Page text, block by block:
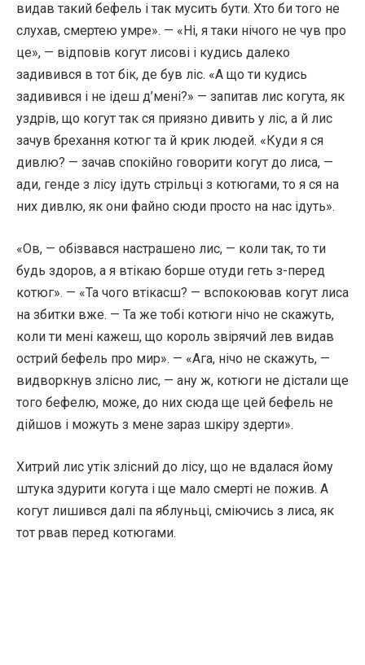
видав такий бефель і так мусить бути. Хто би того не
слухав, смертею умре». — «Ні, я таки нічого не чув про
це», — відповів когут лисові і кудись далеко
задивився в тот бік, де був ліс. «А що ти кудись
задивився і не ідеш д’мені?» — запитав лис когута, як
уздрів, що когут так ся приязно дивить у ліс, а й лис
зачув брехання котюг та й крик людей. «Куди я ся
дивлю? — зачав спокійно говорити когут до лиса, —
ади, генде з лісу ідуть стрільці з котюгами, то я ся на
них дивлю, як они файно сюди просто на нас ідуть».
«Ов, — обізвався настрашено лис, — коли так, то ти
будь здоров, а я втікаю борше отуди геть з-перед
котюг». — «Та чого втікасш? — вспокоював когут лиса
на збитки вже. — Та же тобі котюги нічо не скажуть,
коли ти мені кажеш, що король звірячий лев видав
острий бефель про мир». — «Ага, нічо не скажуть, —
видворкнув злісно лис, — ану ж, котюги не дістали ще
того бефелю, може, до них сюда ще цей бефель не
дійшов і можуть з мене зараз шкіру здерти».
Хитрий лис утік злісний до лісу, що не вдалася йому
штука здурити когута і ще мало смерті не пожив. А
когут лишився далі па яблуньці, сміючись з лиса, як
тот рвав перед котюгами.